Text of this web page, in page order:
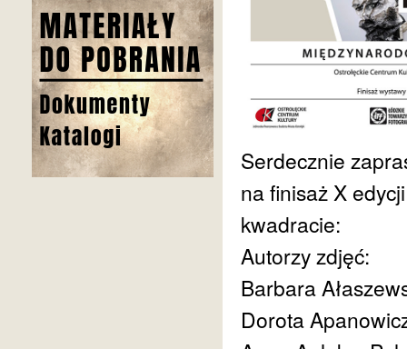
Serdecznie
na finisaż X
kwadracie:
Autorzy zdjęć:
Barbara
Dorota